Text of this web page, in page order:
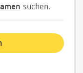
suchen.